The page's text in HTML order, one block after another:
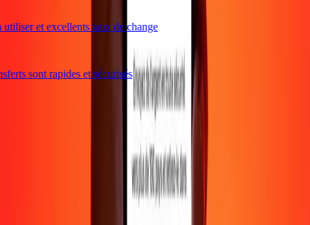
et excellents taux de change
sont rapides et sécurisés